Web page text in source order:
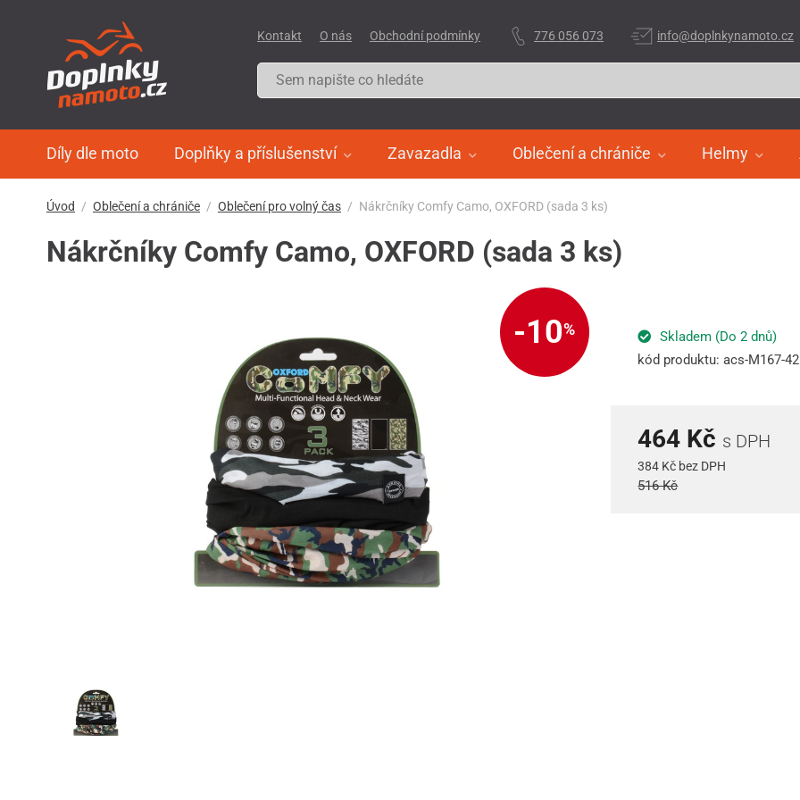
Díly dle moto Doplňky a příslušenství Zavazadla Oblečení a chrániče Helmy
Kontakt O nás Obchodní podmínky 776 056 073 info@doplnkynamoto.cz
Úvod Oblečení a chrániče Oblečení pro volný čas Nákrčníky Comfy Camo, OXFORD (sada 3 ks)
Nákrčníky Comfy Camo, OXFORD (sada 3 ks)
-10%
Skladem (Do 2 dnů)
kód produktu: acs-M167-42
464 Kč s DPH
384 Kč bez DPH
516 Kč